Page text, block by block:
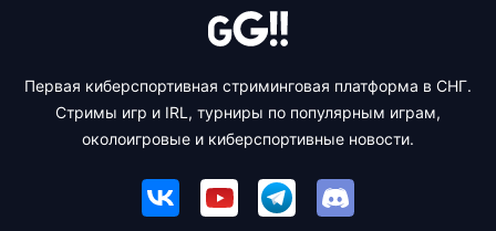
Первая киберспортивная стриминговая платформа в СНГ.
Стримы игр и IRL, турниры по популярным играм,
околоигровые и киберспортивные новости.